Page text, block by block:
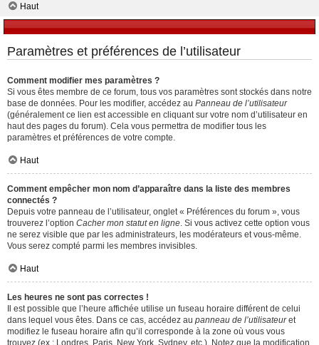
Haut
Paramètres et préférences de l’utilisateur
Comment modifier mes paramètres ?
Si vous êtes membre de ce forum, tous vos paramètres sont stockés dans notre
base de données. Pour les modifier, accédez au Panneau de l’utilisateur
(généralement ce lien est accessible en cliquant sur votre nom d’utilisateur en
haut des pages du forum). Cela vous permettra de modifier tous les
paramètres et préférences de votre compte.
Haut
Comment empêcher mon nom d’apparaître dans la liste des membres
connectés ?
Depuis votre panneau de l’utilisateur, onglet « Préférences du forum », vous
trouverez l’option Cacher mon statut en ligne . Si vous activez cette option vous
ne serez visible que par les administrateurs, les modérateurs et vous-même.
Vous serez compté parmi les membres invisibles.
Haut
Les heures ne sont pas correctes !
Il est possible que l’heure affichée utilise un fuseau horaire différent de celui
dans lequel vous êtes. Dans ce cas, accédez au panneau de l’utilisateuret
modifiez le fuseau horaire afin qu’il corresponde à la zone où vous vous
trouvez (ex : Londres, Paris, New York, Sydney, etc.). Notez que la modification